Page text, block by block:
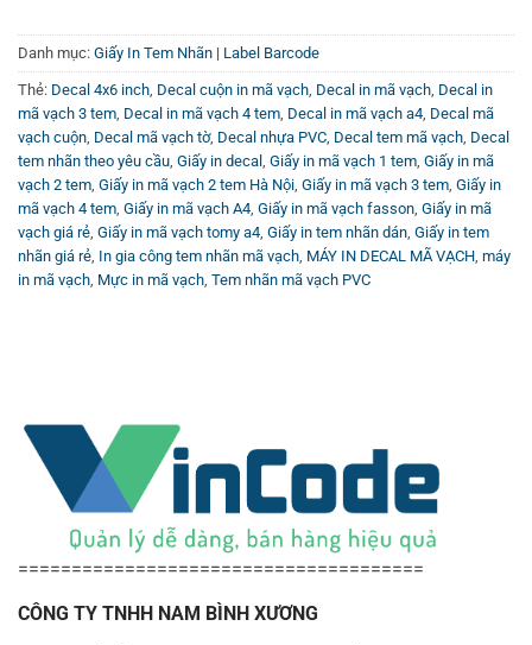
Danh mục: Giấy In Tem Nhãn | Label Barcode
Thẻ: Decal 4x6 inch, Decal cuộn in mã vạch, Decal in mã vạch, Decal in
mã vạch 3 tem, Decal in mã vạch 4 tem, Decal in mã vạch a4, Decal mã
vạch cuộn, Decal mã vạch tờ, Decal nhựa PVC, Decal tem mã vạch, Decal
tem nhãn theo yêu cầu, Giấy in decal , Giấy in mã vạch 1 tem, Giấy in mã
vạch 2 tem, Giấy in mã vạch 2 tem Hà Nội, Giấy in mã vạch 3 tem, Giấy in
mã vạch 4 tem, Giấy in mã vạch A4, Giấy in mã vạch fasson, Giấy in mã
vạch giá rẻ, Giấy in mã vạch tomy a4, Giấy in tem nhãn dán, Giấy in tem
nhãn giá rẻ, In gia công tem nhãn mã vạch, MÁY IN DECAL MÃ VẠCH, máy
in mã vạch, Mực in mã vạch, Tem nhãn mã vạch PVC
======================================
CÔNG TY TNHH NAM BÌNH XƯƠNG